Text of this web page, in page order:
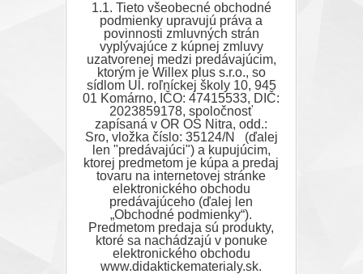
1.1. Tieto všeobecné obchodné
podmienky upravujú práva a
povinnosti zmluvných strán
vyplývajúce z kúpnej zmluvy
uzatvorenej medzi predávajúcim,
ktorým je Willex plus s.r.o., so
sídlom Ul. roľníckej školy 10, 945
01 Komárno, IČO: 47415533, DIČ:
2023859178, spoločnosť
zapísaná v OR OS Nitra, odd.:
Sro, vložka číslo: 35124/N (ďalej
len "predávajúci") a kupujúcim,
ktorej predmetom je kúpa a predaj
tovaru na internetovej stránke
elektronického obchodu
predávajúceho (ďalej len
„Obchodné podmienky“).
Predmetom predaja sú produkty,
ktoré sa nachádzajú v ponuke
elektronického obchodu
www.didaktickematerialy.sk.